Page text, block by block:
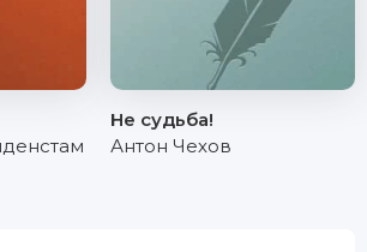
Не судьба!
Антон Чехов